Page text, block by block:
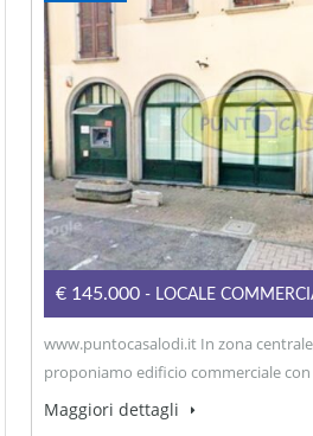
€145.000 - LOCALE
www.puntocasalodi.it In zona
proponiamo edificio commerciale
Maggiori dettagli